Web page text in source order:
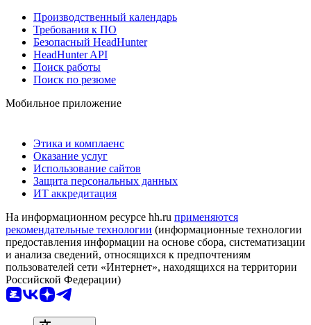
Производственный календарь
Требования к ПО
Безопасный HeadHunter
HeadHunter API
Поиск работы
Поиск по резюме
Мобильное приложение
Этика и комплаенс
Оказание услуг
Использование сайтов
Защита персональных данных
ИТ аккредитация
На информационном ресурсе hh.ru применяются
рекомендательные технологии (информационные технологии
предоставления информации на основе сбора, систематизации
и анализа сведений, относящихся к предпочтениям
пользователей сети «Интернет», находящихся на территории
Российской Федерации)